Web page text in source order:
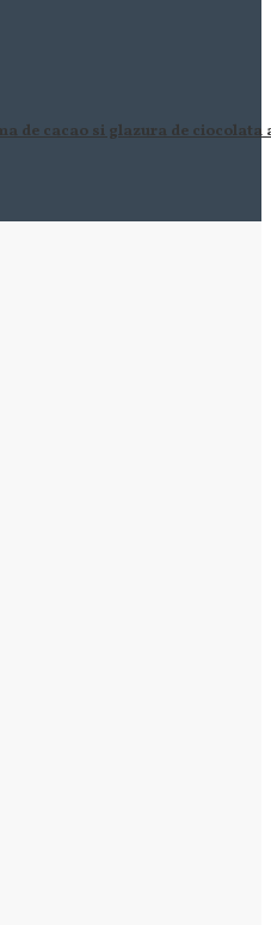
de cacao si glazura de ciocolata